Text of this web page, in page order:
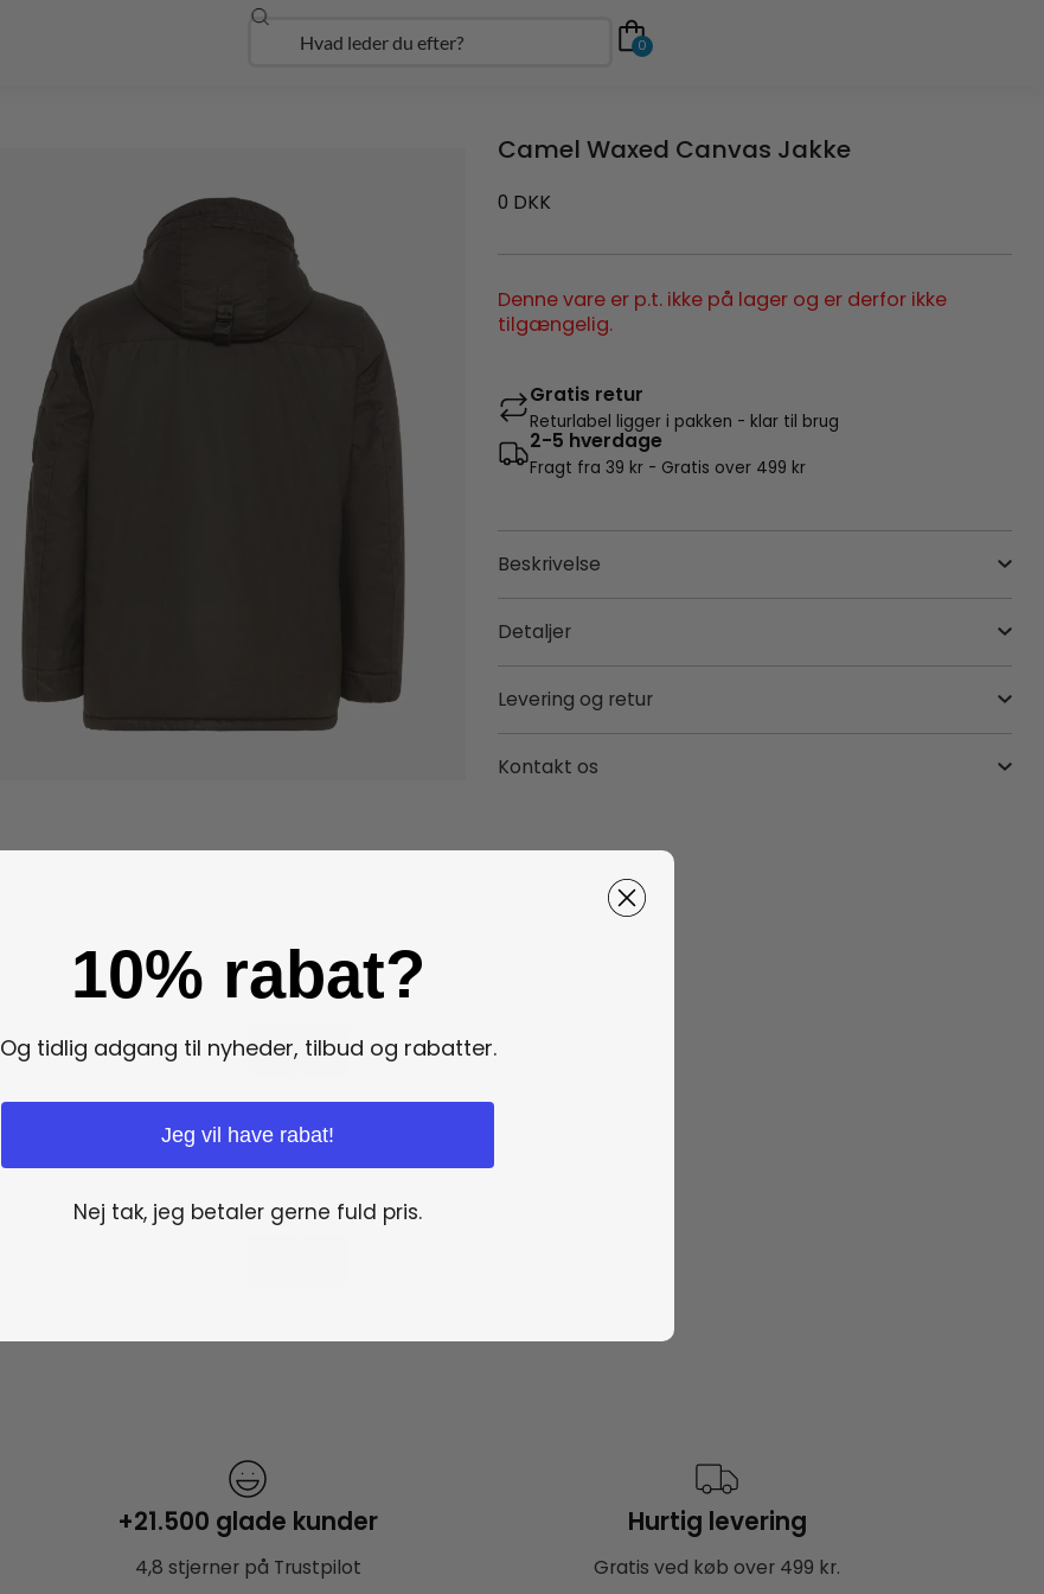
Søg 0
Camel Waxed Canvas Jakke
0 DKK
Denne vare er p.t. ikke på lager og er derfor ikke
tilgængelig.
Gratis retur
Returlabel ligger i pakken - klar til brug
2-5 hverdage
Fragt fra 39 kr - Gratis over 499 kr
Beskrivelse
Detaljer
Levering og retur
Kontakt os
+21.500 glade kunder
4,8 stjerner på Trustpilot
Hurtig levering
Gratis ved køb over 499 kr.
10% rabat?
Og tidlig adgang til nyheder, tilbud og rabatter.
Jeg vil have rabat!
Nej tak, jeg betaler gerne fuld pris.